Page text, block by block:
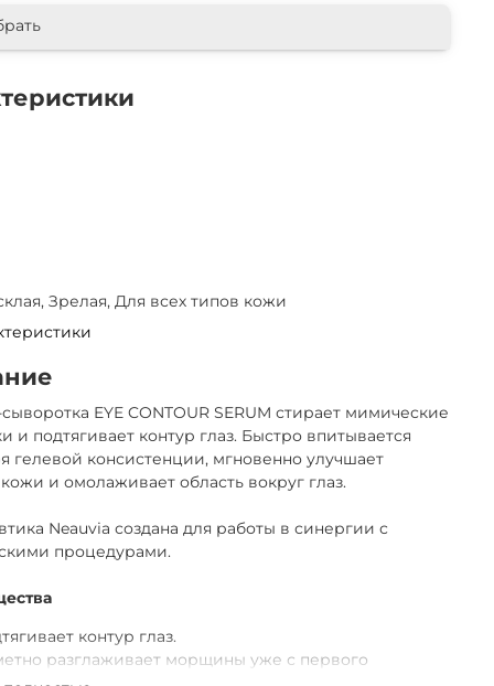
Зрелая, Для всех типов кожи
EYE CONTOUR SERUM стирает мимические
и подтягивает контур глаз. Быстро впитывается
гелевой консистенции, мгновенно улучшает
кожи и омолаживает область вокруг глаз.
Neauvia создана для работы в синергии с
процедурами.
контур глаз.
разглаживает морщины уже с первого